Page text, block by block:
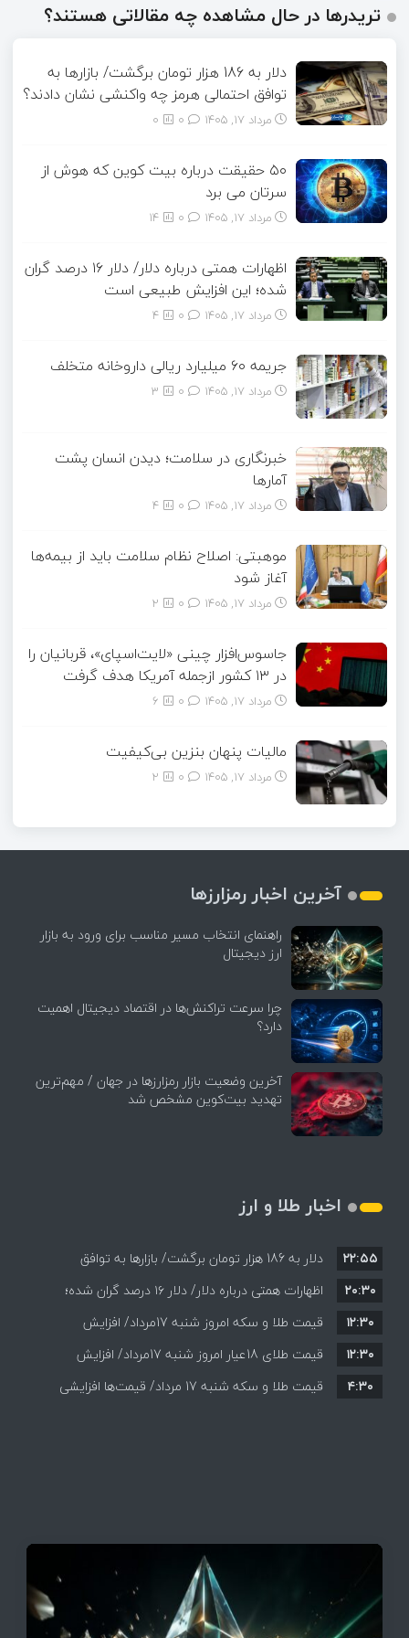
تریدرها در حال مشاهده چه مقالاتی هستند؟
دلار به 186 هزار تومان برگشت/ بازارها به
توافق احتمالی هرمز چه واکنشی نشان دادند؟
مرداد ۱۷, ۱۴۰۵ 0
۵۰ حقیقت درباره بیت کوین که هوش از
سرتان می برد
مرداد ۱۷, ۱۴۰۵ 14
اظهارات همتی درباره دلار/ دلار ۱۶ درصد گران
شده؛ این افزایش طبیعی است
مرداد ۱۷, ۱۴۰۵ 4
جریمه ۶۰ میلیارد ریالی داروخانه متخلف
مرداد ۱۷, ۱۴۰۵ 3
خبرنگاری در سلامت؛ دیدن انسان پشت
آمارها
مرداد ۱۷, ۱۴۰۵ 4
موهبتی: اصلاح نظام سلامت باید از بیمه‌ها
آغاز شود
مرداد ۱۷, ۱۴۰۵ 2
جاسوس‌افزار چینی «لایت‌اسپای»، قربانیان را
در ۱۳ کشور ازجمله آمریکا هدف گرفت
مرداد ۱۷, ۱۴۰۵ 6
مالیات پنهان بنزین بی‌کیفیت
مرداد ۱۷, ۱۴۰۵ 2
آخرین اخبار رمزارزها
راهنمای انتخاب مسیر مناسب برای ورود به بازار
ارز دیجیتال
چرا سرعت تراکنش‌ها در اقتصاد دیجیتال اهمیت
دارد؟
آخرین وضعیت بازار رمزارزها در جهان / مهم‌ترین
تهدید بیت‌کوین مشخص شد
اخبار طلا و ارز
دلار به 186 هزار تومان برگشت/ بازارها به توافق
احتمالی هرمز چه واکنشی نشان دادند؟
۲۲:۵۵
اظهارات همتی درباره دلار/ دلار ۱۶ درصد گران شده؛
این افزایش طبیعی است
۲۰:۳۰
قیمت طلا و سکه امروز شنبه 17مرداد/ افزایش
همه قیمت ها + جدول و جزئیات
۱۲:۳۰
قیمت طلای 18عیار امروز شنبه 17مرداد/ افزایش
قیمت + جدول و جزئیات
۱۲:۳۰
قیمت طلا و سکه شنبه 17 مرداد/ قیمت‌ها افزایشی
۴:۳۰